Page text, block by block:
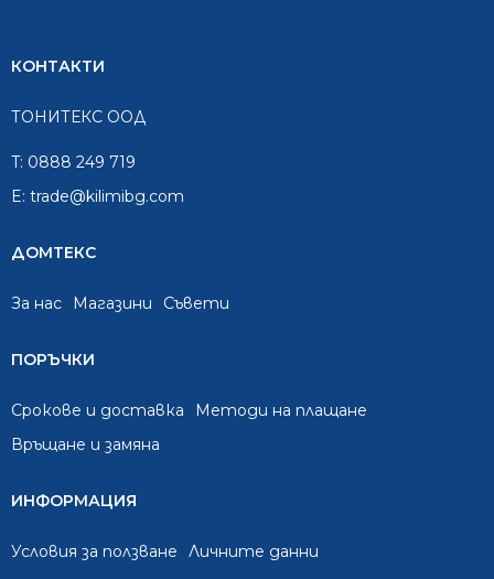
КОНТАКТИ
ТОНИТЕКС ООД
T: 0888 249 719
E: trade@kilimibg.com
ДОМТЕКС
За нас Mагазини Съвети
ПОРЪЧКИ
Срокове и доставка
Методи на плащане
Връщане и замяна
ИНФОРМАЦИЯ
Условия за ползване Личните данни